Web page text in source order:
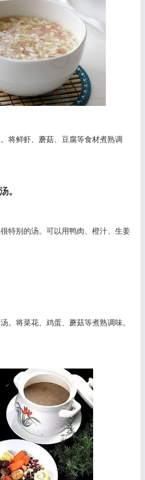
将鲜虾、蘑菇、豆腐等食材煮熟调
。
特别的汤。可以用鸭肉、橙汁、生姜
。将菜花、鸡蛋、蘑菇等煮熟调味。